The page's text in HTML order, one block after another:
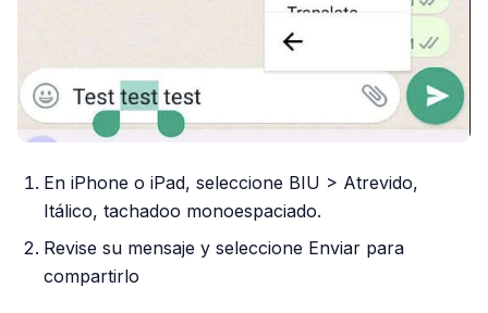
En iPhone o iPad, seleccione BIU > Atrevido,
Itálico, tachadoo monoespaciado.
Revise su mensaje y seleccione Enviar para
compartirlo